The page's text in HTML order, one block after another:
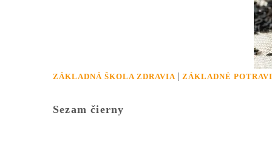
ZÁKLADNÁ ŠKOLA ZDRAVIA | ZÁKLADNÉ
Sezam čierny